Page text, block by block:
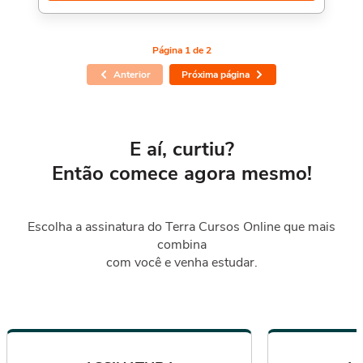
Página 1 de 2
Anterior
Próxima página
E aí, curtiu?
Então comece agora mesmo!
Escolha a assinatura do Terra Cursos Online que mais
combina
com você e venha estudar.